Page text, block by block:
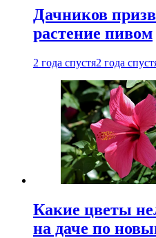
Дачников
растение пивом
2 года спустя2 года
Какие цветы
на даче по